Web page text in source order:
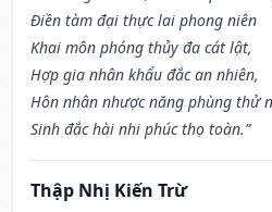
Điền tàm đại thực lai phong niên
Khai môn phóng thủy đa cát lật,
Hợp gia nhân khẩu đắc an nhiên,
Hôn nhân nhược năng phùng thử
Sinh đắc hài nhi phúc thọ toàn.”
Thập Nhị Kiến Trừ